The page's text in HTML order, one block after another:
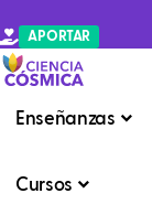
APORTAR
Enseñanzas
Cursos